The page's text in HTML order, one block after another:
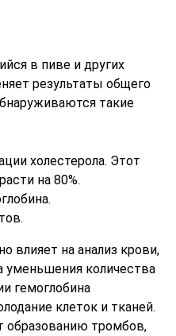
в пиве и других
результаты общего
такие
холестерола. Этот
на 80%.
влияет на анализ крови,
уменьшения количества
гемоглобина
клеток и тканей.
образованию тромбов,